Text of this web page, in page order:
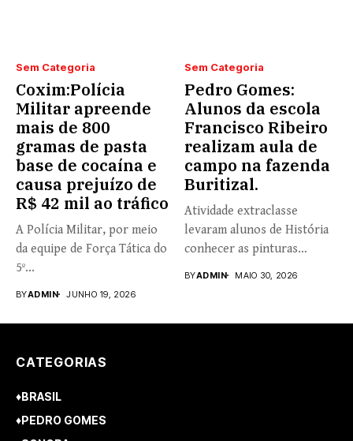
Sem Categoria
Coxim:Polícia
Militar apreende
mais de 800
gramas de pasta
base de cocaína e
causa prejuízo de
R$ 42 mil ao tráfico
A Polícia Militar, por meio
da equipe de Força Tática do
5º...
BYADMIN JUNHO 19, 2026
Sem Categoria
Pedro Gomes:
Alunos da escola
Francisco Ribeiro
realizam aula de
campo na fazenda
Buritizal.
Atividade extraclasse
levaram alunos de História
conhecer as pinturas
BYADMIN MAIO 30, 2026
CATEGORIAS
♦BRASIL
♦PEDRO GOMES